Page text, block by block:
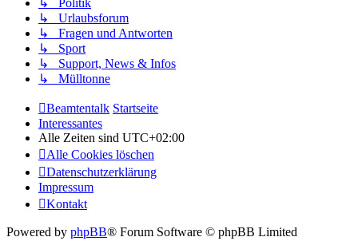
↳ Politik
↳ Urlaubsforum
↳ Fragen und Antworten
↳ Sport
↳ Support, News & Infos
↳ Mülltonne
Beamtentalk Startseite
Interessantes
Alle Zeiten sind UTC+02:00
Alle Cookies löschen
Datenschutzerklärung
Impressum
Kontakt
Powered by phpBB® Forum Software © phpBB Limited